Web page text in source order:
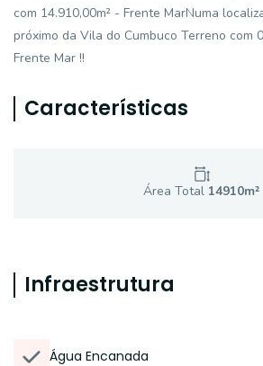
com 14.910,00m² - Frente MarNuma
próximo da Vila do Cumbuco Terreno com
Frente Mar !!
Características
Área Total 14910m²
Infraestrutura
Água Encanada